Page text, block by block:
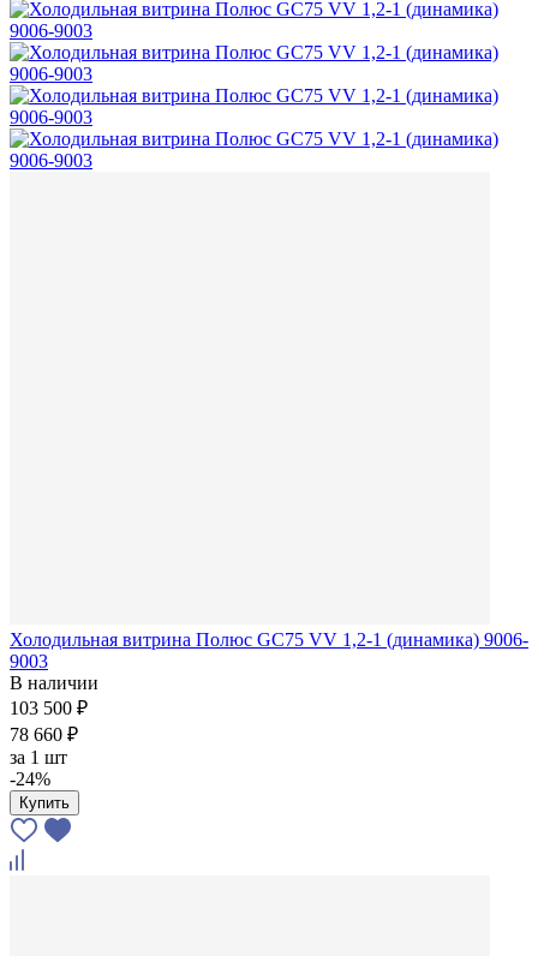
Холодильная витрина Полюс GС75 VV 1,2-1 (динамика) 9006-
9003
В наличии
103 500 ₽
78 660 ₽
за 1 шт
-24%
Купить